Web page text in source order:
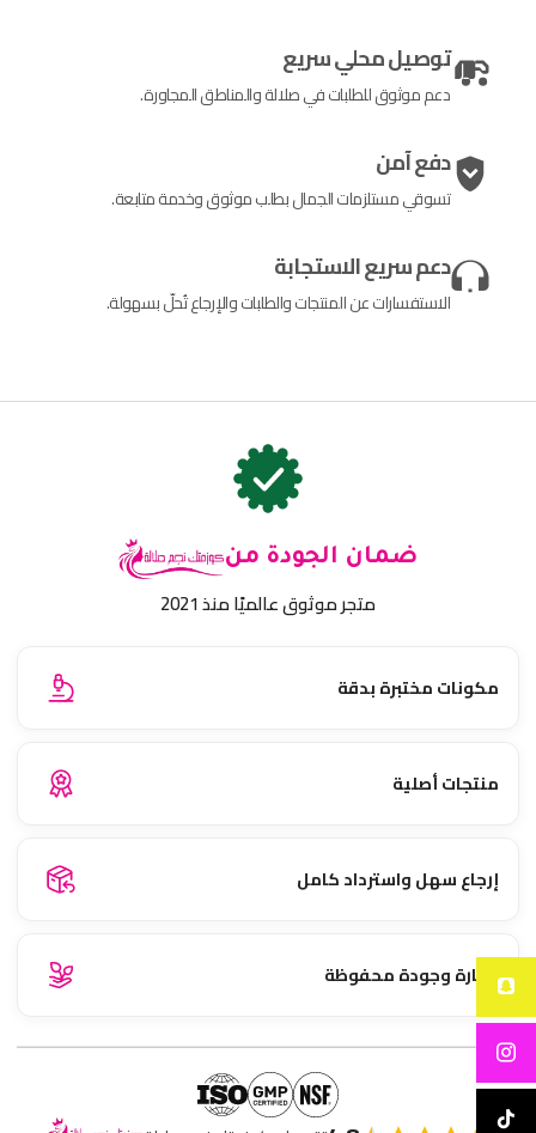
توصيل محلي سريع
دعم موثوق للطلبات في صلالة والمناطق المجاورة.
دفع آمن
تسوقي مستلزمات الجمال بطلب موثوق وخدمة متابعة.
دعم سريع الاستجابة
الاستفسارات عن المنتجات والطلبات والإرجاع تُحلّ بسهولة.
ضمان الجودة من
متجر موثوق عالميًا منذ 2021
مكونات مختبرة بدقة
منتجات أصلية
إرجاع سهل واسترداد كامل
نضارة وجودة محفوظة